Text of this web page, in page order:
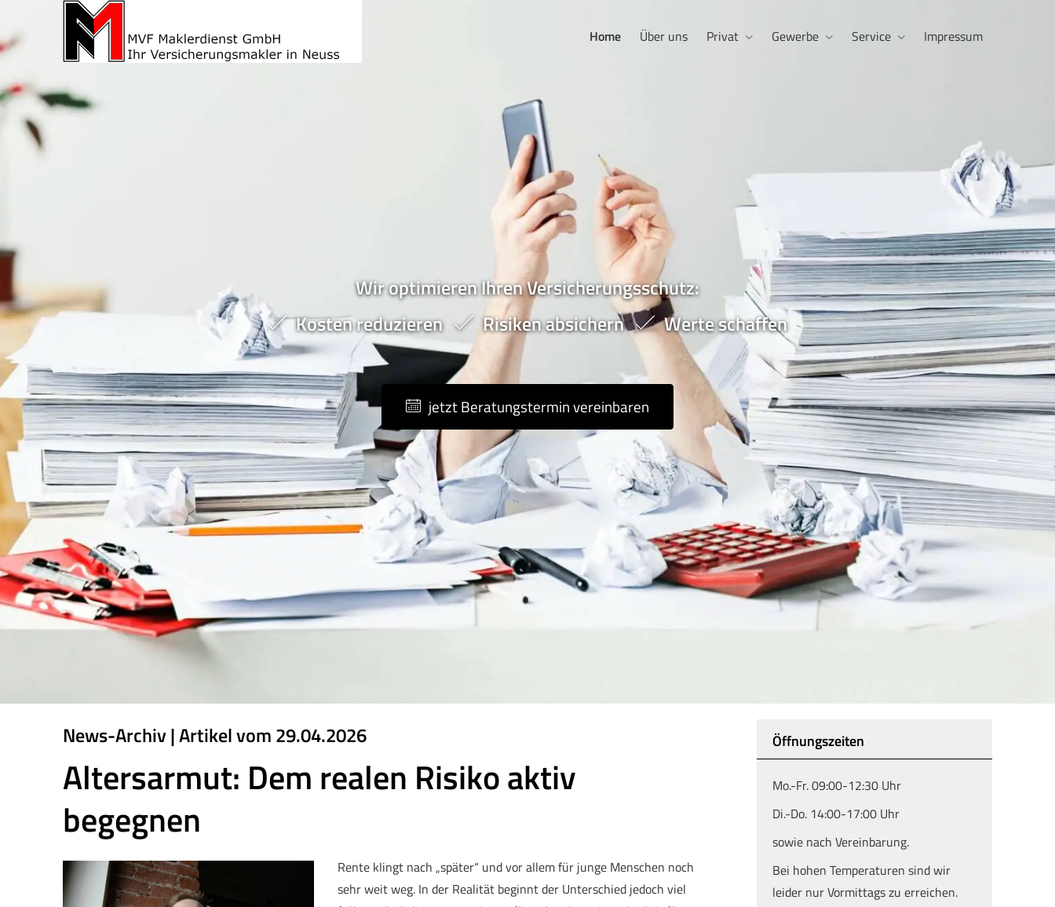
Home Über uns Privat Gewerbe Service Impressum
Öffnungszeiten
Mo.-Fr. 09:00-12:30 Uhr
Di.-Do. 14:00-17:00 Uhr
sowie nach Vereinbarung.
Bei hohen Temperaturen sind wir
leider nur Vormittags zu erreichen.
Wir optimieren Ihren Versicherungsschutz:
Kosten reduzieren
Risiken absichern Werte schaffen
jetzt Beratungstermin vereinbaren
News-Archiv | Artikel vom 29.04.2026
Altersarmut: Dem realen Risiko aktiv
begegnen
Rente klingt nach „später“ und vor allem für junge Menschen noch
sehr weit weg. In der Realität beginnt der Unterschied jedoch viel